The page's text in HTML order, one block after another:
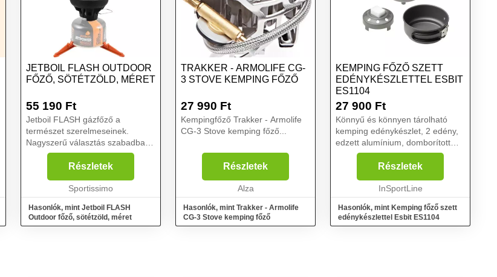
JETBOIL FLASH OUTDOOR
FŐZŐ, SÖTÉTZÖLD, MÉRET
55 190 Ft
Jetboil FLASH gázfőző a
természet szerelmeseinek.
Nagyszerű választás szabadban
töltött tevékenységekhez, mint
például sátorozás, vízi és
gyalogtúrák, kerékpáros utak,
horgászat, autós és motoros
Részletek
Sportissimo
Hasonlók, mint Jetboil FLASH
Outdoor főző, sötétzöld, méret
TRAKKER - ARMOLIFE CG-
3 STOVE KEMPING FŐZŐ
27 990 Ft
Kempingfőző Trakker - Armolife
CG-3 Stove kemping főző...
Részletek
Alza
Hasonlók, mint Trakker - Armolife
CG-3 Stove kemping főző
KEMPING FŐZŐ SZETT
EDÉNYKÉSZLETTEL ESBIT
ES1104
27 900 Ft
Könnyű és könnyen tárolható
kemping edénykészlet, 2 edény,
edzett alumínium, domborított
mennyiségjelzők, mind szilárd,
mind folyékony tüzelőanyaggal
történő használatra tervezték.. Az
Esbit ES1104 ke...
Részletek
InSportLine
Hasonlók, mint Kemping főző szett
edénykészlettel Esbit ES1104